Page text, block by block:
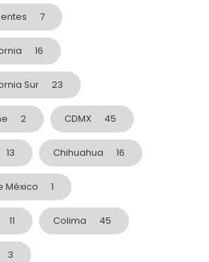
7
16
Sur 23
2 CDMX 45
13 Chihuahua 16
México 1
11 Colima 45
3